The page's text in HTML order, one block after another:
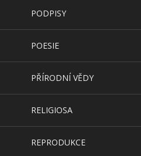
PODPISY
POESIE
PŘÍRODNÍ VĚDY
RELIGIOSA
REPRODUKCE